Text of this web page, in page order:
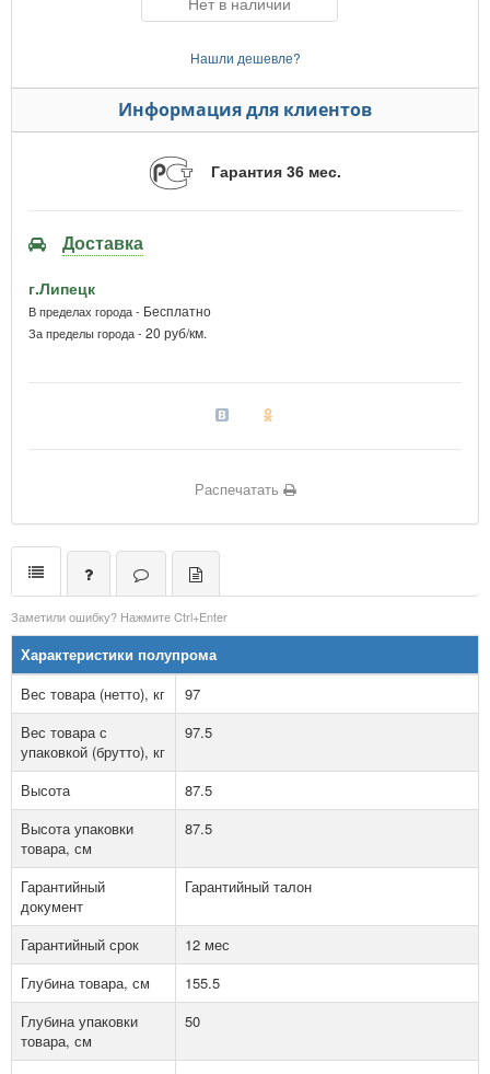
Нашли дешевле?
Информация для клиентов
Гарантия 36 мес.
Доставка
г.Липецк
В пределах города - Бесплатно
За пределы города - 20 руб/км.
Распечатать
Заметили ошибку? Нажмите Ctrl+Enter
Характеристики полупрома
Вес товара (нетто), кг
97
Вес товара с
упаковкой (брутто), кг
97.5
Высота
87.5
Высота упаковки
товара, см
87.5
Гарантийный
документ
Гарантийный талон
Гарантийный срок
12 мес
Глубина товара, см
155.5
Глубина упаковки
товара, см
50